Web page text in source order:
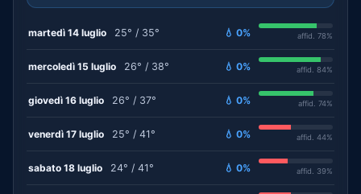
martedì 14 luglio 25° / 35° 💧 0% affid. 78%
mercoledì 15 luglio 26° / 38° 💧 0% affid. 84%
giovedì 16 luglio 26° / 37° 💧 0% affid. 74%
venerdì 17 luglio 25° / 41° 💧 0% affid. 44%
sabato 18 luglio 24° / 41° 💧 0% affid. 39%